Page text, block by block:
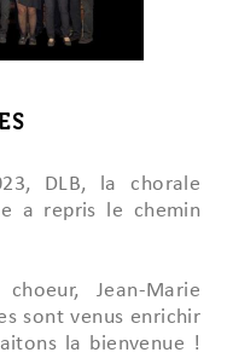
DLB, la chorale
a repris le chemin
Jean-Marie
sont venus enrichir
la bienvenue !